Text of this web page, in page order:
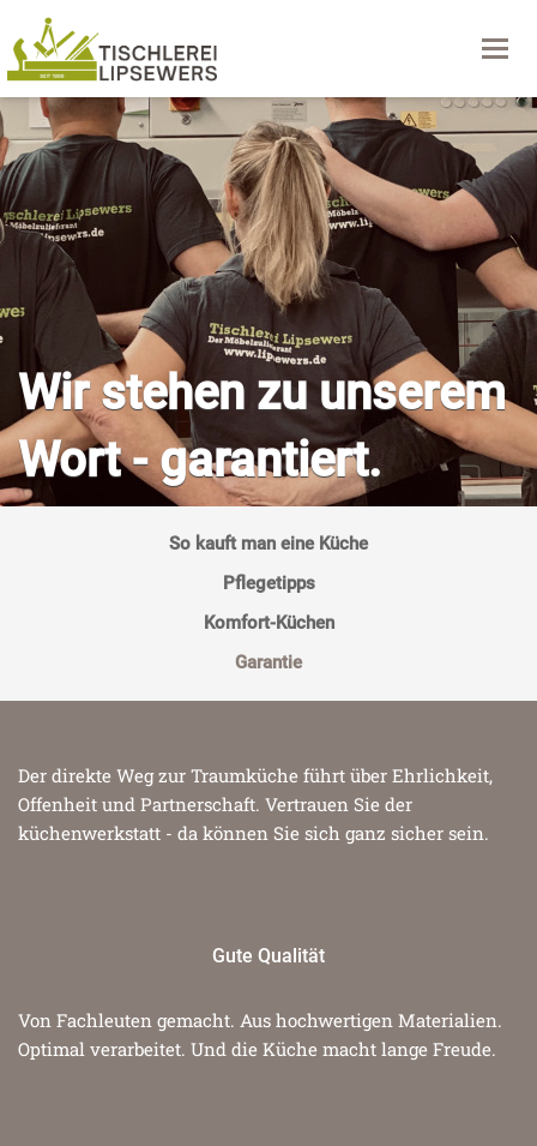
Wir stehen zu unserem
Wort - garantiert.
So kauft man eine Küche
Pflegetipps
Komfort-Küchen
Garantie
Der direkte Weg zur Traumküche führt über Ehrlichkeit,
Offenheit und Partnerschaft. Vertrauen Sie der
küchenwerkstatt - da können Sie sich ganz sicher sein.
Gute Qualität
Von Fachleuten gemacht. Aus hochwertigen Materialien.
Optimal verarbeitet. Und die Küche macht lange Freude.